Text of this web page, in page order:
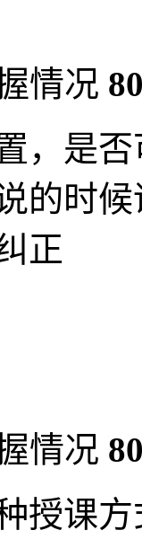
情况
，是
的时
正
情况
授课方